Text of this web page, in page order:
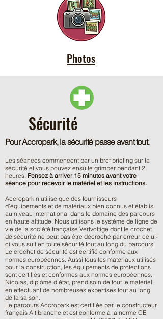
Photos
Sécurité
Pour Accropark, la sécurité passe avant tout.
Les séances commencent par un bref briefing sur la
sécurité et vous pouvez ensuite grimper pendant 2
heures. Pensez à arriver 15 minutes avant votre
séance pour recevoir le matériel et les instructions.
Accropark n'utilise que des fournisseurs
d'équipements et de matériaux bien connus et établis
au niveau international dans le domaine des parcours
en haute altitude. Nous utilisons le système de ligne de
vie de la société française Vertvoltige dont le crochet
de sécurité ne peut pas être décroché par erreur, celui-
ci vous suit en toute sécurité tout au long du parcours.
Le crochet de sécurité est certifié conforme aux
normes européennes. Aussi tous les materiaux utilisés
pour la construction, les équipements de protections
sont certifiés et conformes aux normes européennes.
Nicolas, diplômé d'état, prend soin de tout le matériel
en effectuant de nombreuses expertises tout au long
de la saison.
Le parcours Accropark est certifiée par le constructeur
français Altibranche et est conforme à la norme CE